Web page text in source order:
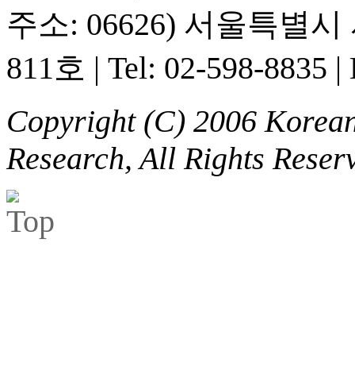
주소: 06626) 서울특별
811호 | Tel: 02-598-8835 |
Copyright (C) 2006
Research, All Rights